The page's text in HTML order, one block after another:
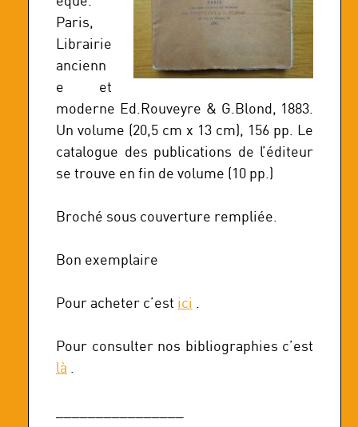
Paris,
Librairie
ancienn
e et
moderne Ed.Rouveyre & G.Blond, 1883.
Un volume (20,5 cm x 13 cm), 156 pp. Le
catalogue des publications de l’éditeur
se trouve en fin de volume (10 pp.)
Broché sous couverture rempliée.
Bon exemplaire
Pour acheter c’est ici .
Pour consulter nos bibliographies c’est
là .